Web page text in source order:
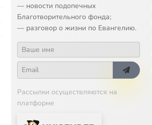
— новости подопечных
Благотворительного фонда;
— разговор о жизни по Евангелию.
Рассылки осуществляются на
платформе